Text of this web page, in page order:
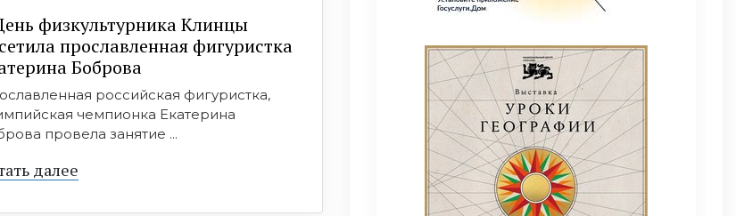
физкультурника Клинцы
прославленная фигуристка
Боброва
российская фигуристка,
чемпионка Екатерина
провела занятие ...
далее